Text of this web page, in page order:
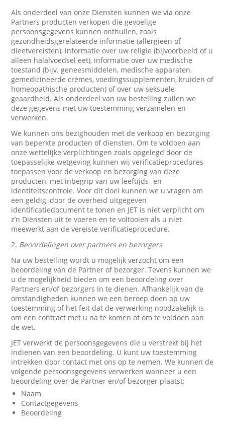
Als onderdeel van onze Diensten kunnen we via onze
Partners producten verkopen die gevoelige
persoonsgegevens kunnen onthullen, zoals
gezondheidsgerelateerde informatie (allergieën of
dieetvereisten), informatie over uw religie (bijvoorbeeld of u
alleen halalvoedsel eet), informatie over uw medische
toestand (bijv. geneesmiddelen, medische apparaten,
gemedicineerde crèmes, voedingssupplementen, kruiden of
homeopathische producten) of over uw seksuele
geaardheid. Als onderdeel van uw bestelling zullen we
deze gegevens met uw toestemming verzamelen en
verwerken.
We kunnen ons bezighouden met de verkoop en bezorging
van beperkte producten of diensten. Om te voldoen aan
onze wettelijke verplichtingen zoals opgelegd door de
toepasselijke wetgeving kunnen wij verificatieprocedures
toepassen voor de verkoop en bezorging van deze
producten, met inbegrip van uw leeftijds- en
identiteitscontrole. Voor dit doel kunnen we u vragen om
een geldig, door de overheid uitgegeven
identificatiedocument te tonen en JET is niet verplicht om
z’n Diensten uit te voeren en te voltooien als u niet
meewerkt aan de vereiste verificatieprocedure.
2. Beoordelingen over partners en bezorgers
Na uw bestelling wordt u mogelijk verzocht om een
beoordeling van de Partner of bezorger. Tevens kunnen we
u de mogelijkheid bieden om een beoordeling over
Partners en/of bezorgers in te dienen. Afhankelijk van de
omstandigheden kunnen we een beroep doen op uw
toestemming of het feit dat de verwerking noodzakelijk is
om een contract met u na te komen of om te voldoen aan
de wet.
JET verwerkt de persoonsgegevens die u verstrekt bij het
indienen van een beoordeling. U kunt uw toestemming
intrekken door contact met ons op te nemen. We kunnen de
volgende persoonsgegevens verwerken wanneer u een
beoordeling over de Partner en/of bezorger plaatst:
Naam
Contactgegevens
Beoordeling